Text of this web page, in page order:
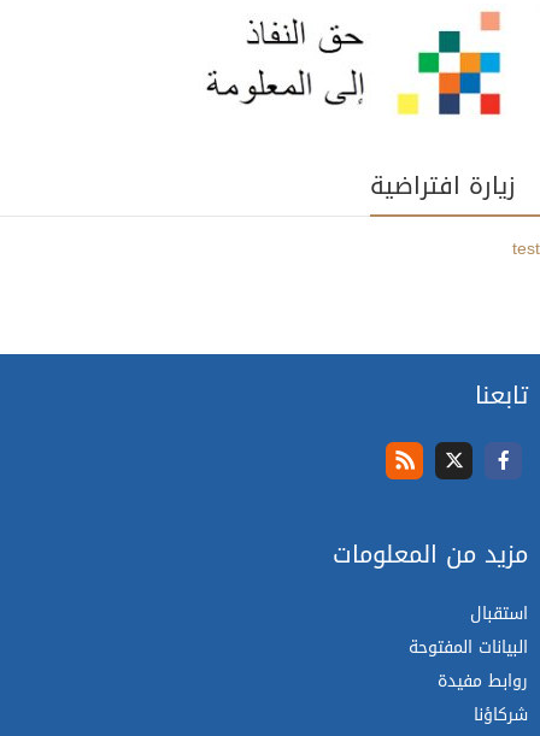
زيارة افتراضية
test
تابعنا
مزيد من المعلومات
استقبال
البيانات المفتوحة
روابط مفيدة
شركاؤنا